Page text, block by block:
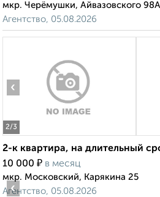
мкр. Черёмушки, Айвазовского 98А
Агентство, 05.08.2026
2/3
‹
2-к квартира, на длительный
10 000 ₽ в месяц
мкр. Московский, Карякина 25
Агентство, 05.08.2026
‹